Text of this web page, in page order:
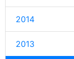
2014
2013